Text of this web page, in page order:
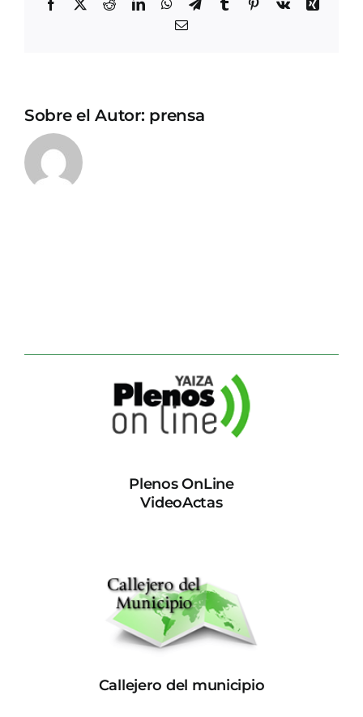
Facebook
X RedditLinkedInWhatsApp
TelegramTumblrPinterest
Vk
Xing
Correo
Sobre el Autor: prensa
Plenos OnLine
VideoActas
Callejero del municipio